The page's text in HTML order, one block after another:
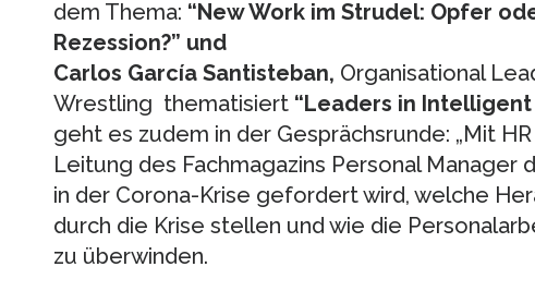
dem Thema: “New Work im Strudel: Opfer
Rezession?” und
Carlos García Santisteban, Organisational
Wrestling thematisiert “Leaders in
geht es zudem in der Gesprächsrunde: „Mit
Leitung des Fachmagazins Personal Manager
in der Corona-Krise gefordert wird, welche
durch die Krise stellen und wie die
zu überwinden.